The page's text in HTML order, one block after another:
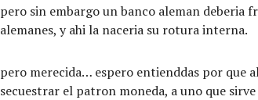
pero sin embargo un banco aleman deberia
alemanes, y ahi la naceria su rotura interna.
pero merecida… espero entienddas por que
secuestrar el patron moneda, a uno que